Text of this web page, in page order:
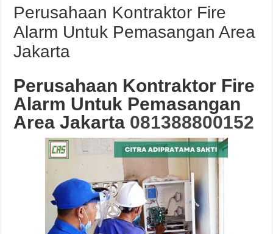
Perusahaan Kontraktor Fire
Alarm Untuk Pemasangan Area
Jakarta
Perusahaan Kontraktor Fire
Alarm Untuk Pemasangan
Area Jakarta 081388800152